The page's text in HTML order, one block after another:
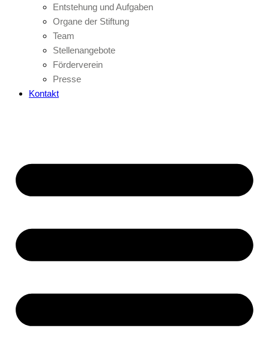
Entstehung und Aufgaben
Organe der Stiftung
Team
Stellenangebote
Förderverein
Presse
Kontakt